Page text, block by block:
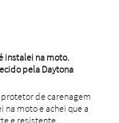
instalei na moto.
pela Daytona
de carenagem
na moto e achei que a
e resistente.